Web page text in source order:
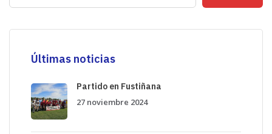
Últimas noticias
Partido en Fustiñana
27 noviembre 2024